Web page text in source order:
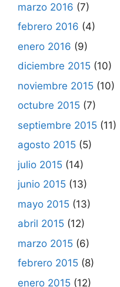
marzo 2016 (7)
febrero 2016 (4)
enero 2016 (9)
diciembre 2015 (10)
noviembre 2015 (10)
octubre 2015 (7)
septiembre 2015 (11)
agosto 2015 (5)
julio 2015 (14)
junio 2015 (13)
mayo 2015 (13)
abril 2015 (12)
marzo 2015 (6)
febrero 2015 (8)
enero 2015 (12)